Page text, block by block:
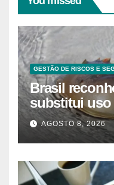
GESTÃO DE RISCOS E
Brasil
substitui uso
caranguejo-
farmacêuticos
AGOSTO 8, 2026